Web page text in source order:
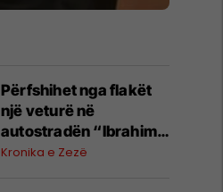
Përfshihet nga flakët
një veturë në
autostradën “Ibrahim
Rugova”
Kronika e Zezë